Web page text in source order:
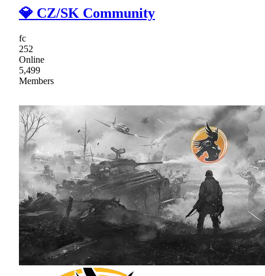
💎 CZ/SK Community
fc
252
Online
5,499
Members